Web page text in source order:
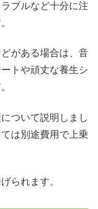
ブルなど十分に注
がある場合は、音
トや頑丈な養生シ
ついて説明しまし
は別途費用で上乗
られます。